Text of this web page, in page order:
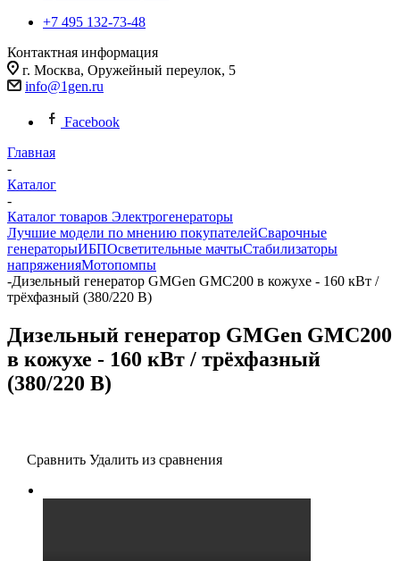
+7 495 132-73-48
Контактная информация
г. Москва, Оружейный переулок, 5
info@1gen.ru
Facebook
Главная
-
Каталог
-
Каталог товаров Электрогенераторы
Лучшие модели по мнению покупателейСварочные
генераторыИБПОсветительные мачтыСтабилизаторы
напряженияМотопомпы
-Дизельный генератор GMGen GMC200 в кожухе - 160 кВт /
трёхфазный (380/220 В)
Дизельный генератор GMGen GMC200
в кожухе - 160 кВт / трёхфазный
(380/220 В)
Сравнить Удалить из сравнения